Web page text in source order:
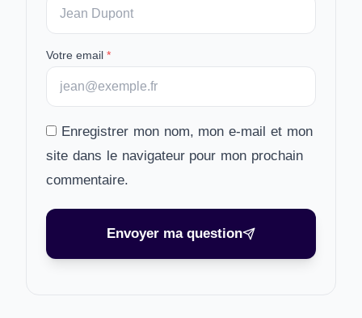
Votre email *
Enregistrer mon nom, mon e-mail et mon
site dans le navigateur pour mon prochain
commentaire.
Envoyer ma question